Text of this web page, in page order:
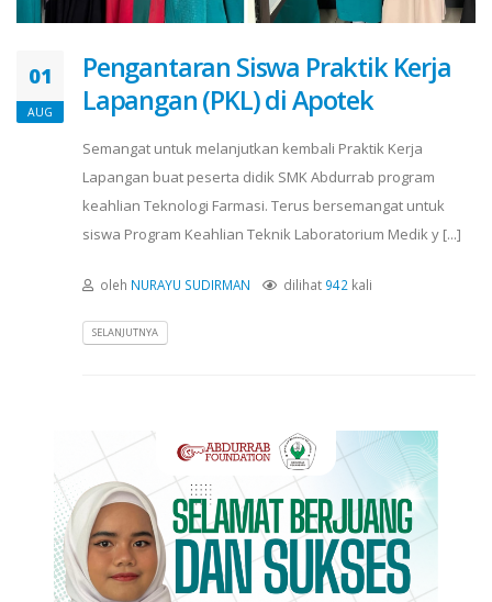
01
AUG
Pengantaran Siswa Praktik Kerja
Lapangan (PKL) di Apotek
Semangat untuk melanjutkan kembali Praktik Kerja
Lapangan buat peserta didik SMK Abdurrab program
keahlian Teknologi Farmasi. Terus bersemangat untuk
siswa Program Keahlian Teknik Laboratorium Medik y [...]
oleh NURAYU SUDIRMAN dilihat 942 kali
SELANJUTNYA